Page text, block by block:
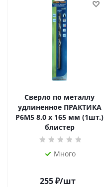
Сверло по металлу
удлиненное ПРАКТИКА
Р6М5 8.0 х 165 мм (1шт.)
блистер
Много
255₽/шт